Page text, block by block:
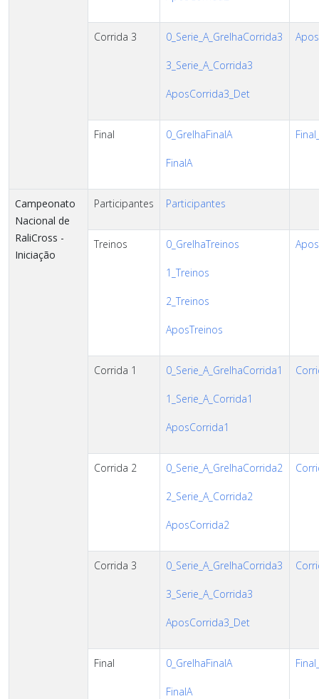
Corrida 3 0_Serie_A_GrelhaCorrida3
3_Serie_A_Corrida3
AposCorrida3_Det
Final 0_GrelhaFinalA
FinalA
Campeonato
Nacional de
RaliCross -
Iniciação
Participantes Participantes
Treinos 0_GrelhaTreinos
1_Treinos
2_Treinos
AposTreinos
Corrida 1 0_Serie_A_GrelhaCorrida1
1_Serie_A_Corrida1
AposCorrida1
Corrida 2 0_Serie_A_GrelhaCorrida2
2_Serie_A_Corrida2
AposCorrida2
Corrida 3 0_Serie_A_GrelhaCorrida3
3_Serie_A_Corrida3
AposCorrida3_Det
Final 0_GrelhaFinalA
FinalA